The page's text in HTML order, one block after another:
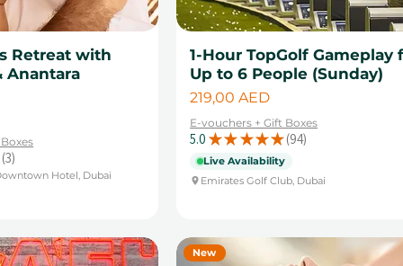
Retreat with
Anantara
3
3
Hotel, Dubai
1-Hour TopGolf Gameplay
Up to 6 People (Sunday)
Цена
219,00 AED
E-vouchers + Gift Boxes
5.0 ★ ★ ★ ★ ★ 94
94
Live Availability
Emirates Golf Club, Dubai
New